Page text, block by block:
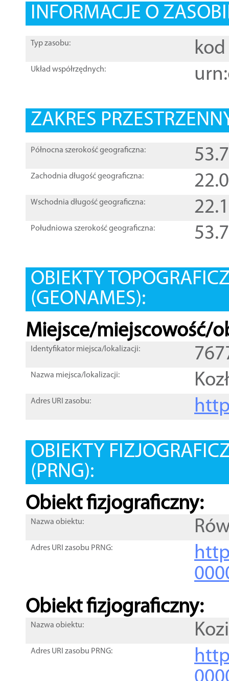
INFORMACJE O
Typ zasobu: kod
Układ współrzędnych:
ZAKRES
Północna szerokość geograficzna:
Zachodnia długość geograficzna:
Wschodnia długość geograficzna:
Południowa szerokość geograficzna:
OBIEKTY
(GEONAMES):
Miejsce/miejscowość/
Identyfikator miejsca/lokalizacji:
Nazwa miejsca/lokalizacji:
Adres URI zasobu:
OBIEKTY
(PRNG):
Obiekt fizjograficzny:
Nazwa obiektu:
Adres URI zasobu PRNG:
Obiekt fizjograficzny:
Nazwa obiektu:
Adres URI zasobu PRNG: